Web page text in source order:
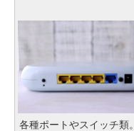
各種ポートやスイッチ類。